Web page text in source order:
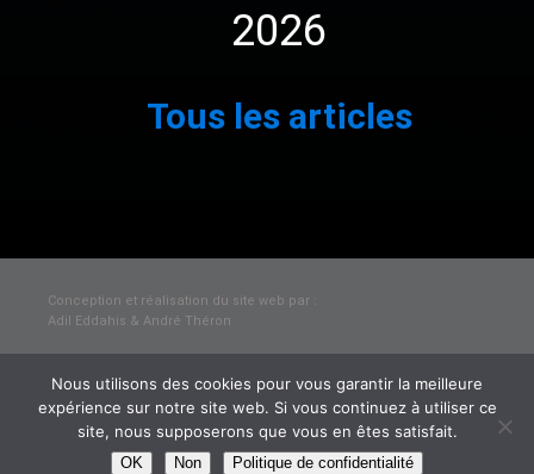
2026
Tous les articles
Conception et réalisation du site web par :
Adil Eddahis & André Théron
© Mairie de Graçay
Mentions légales et politique de confidentialité
Nous utilisons des cookies pour vous garantir la meilleure
expérience sur notre site web. Si vous continuez à utiliser ce
site, nous supposerons que vous en êtes satisfait.
OK Non Politique de confidentialité